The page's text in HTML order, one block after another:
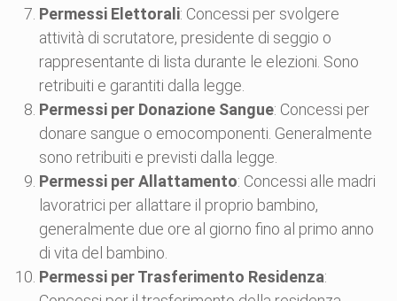
Permessi Elettorali: Concessi per svolgere
attività di scrutatore, presidente di seggio o
rappresentante di lista durante le elezioni. Sono
retribuiti e garantiti dalla legge.
Permessi per Donazione Sangue: Concessi per
donare sangue o emocomponenti. Generalmente
sono retribuiti e previsti dalla legge.
Permessi per Allattamento: Concessi alle madri
lavoratrici per allattare il proprio bambino,
generalmente due ore al giorno fino al primo anno
di vita del bambino.
Permessi per Trasferimento Residenza: